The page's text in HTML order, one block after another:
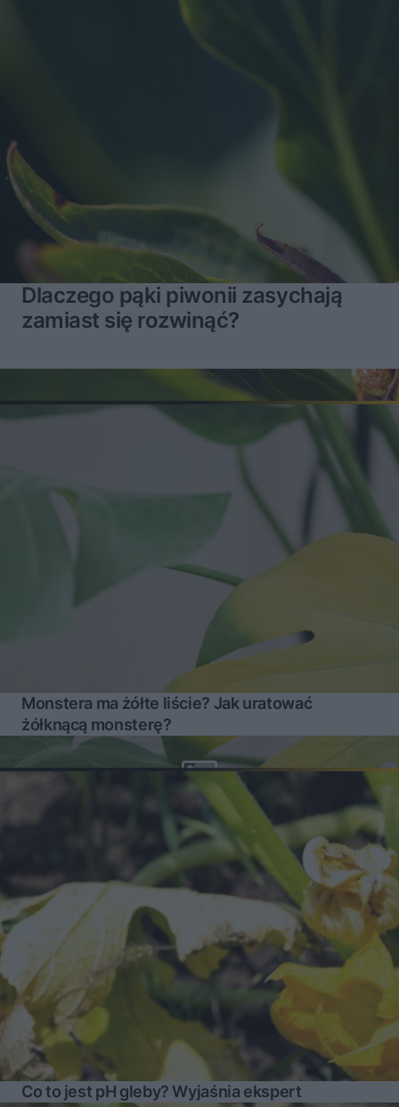
Dlaczego pąki piwonii zasychają
zamiast się rozwinąć?
Monstera ma żółte liście? Jak uratować
żółknącą monsterę?
Co to jest pH gleby? Wyjaśnia ekspert